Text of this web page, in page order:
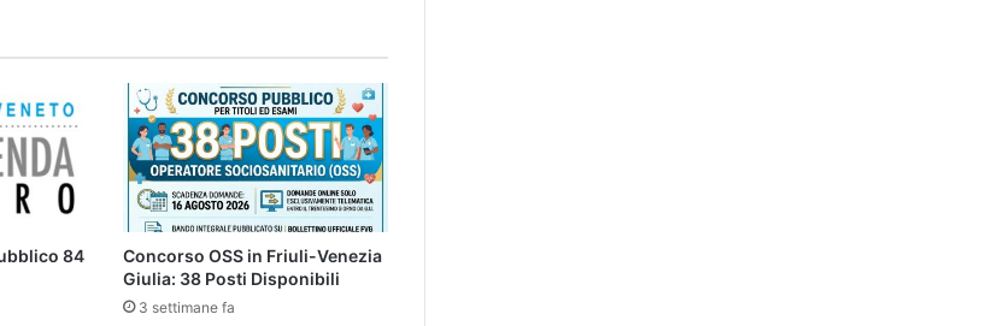
84
Concorso OSS in Friuli-Venezia
Giulia: 38 Posti Disponibili
3 settimane fa